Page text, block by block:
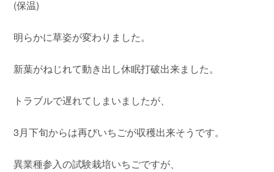
(保温)
明らかに草姿が変わりました。
新葉がねじれて動き出し休眠打破出来ました。
トラブルで遅れてしまいましたが、
3月下旬からは再びいちごが収穫出来そうです。
異業種参入の試験栽培いちごですが、